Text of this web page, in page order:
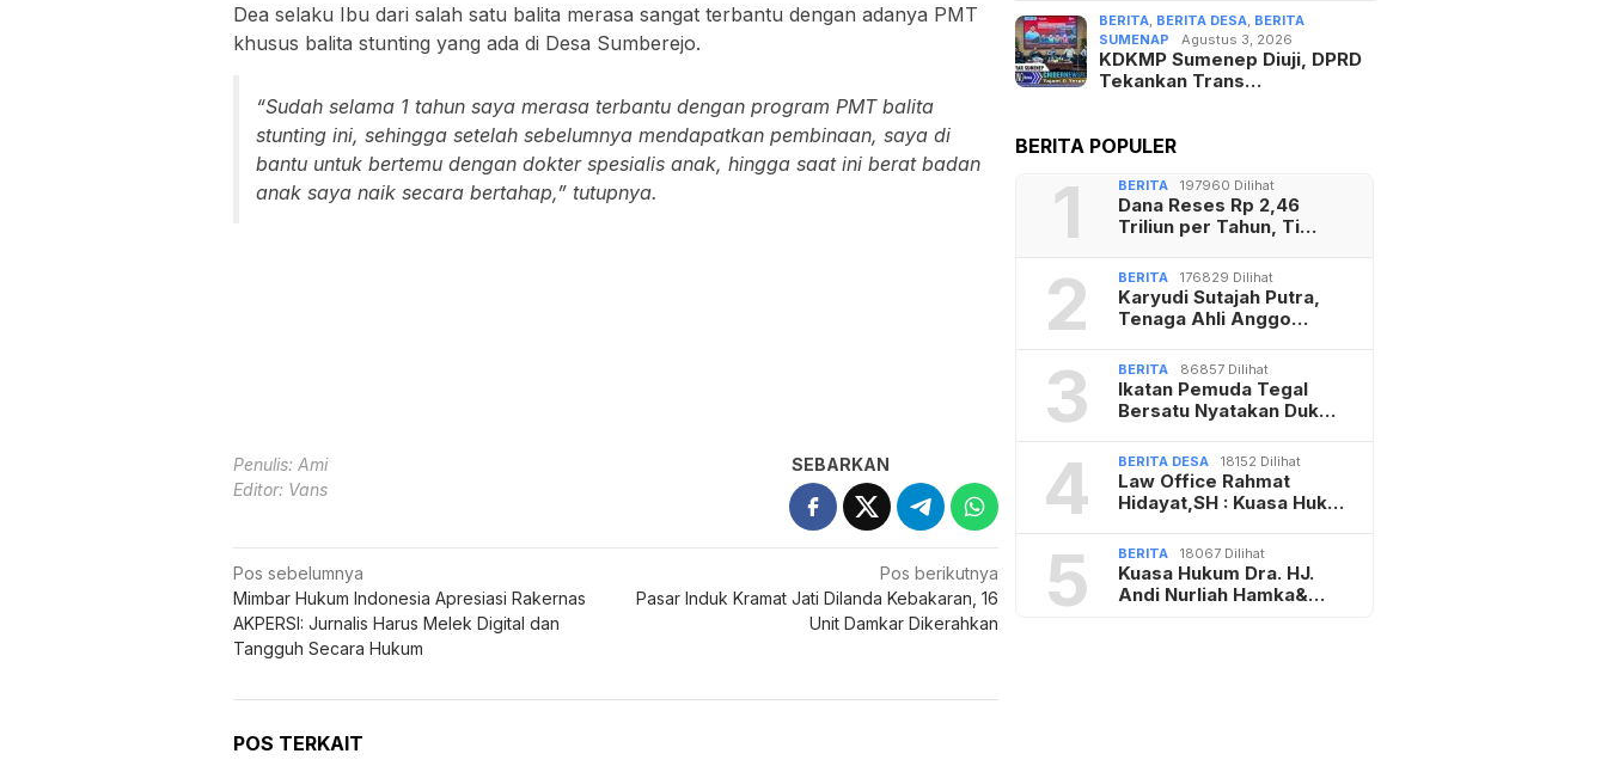
Dea selaku Ibu dari salah satu balita merasa sangat terbantu dengan adanya PMT
khusus balita stunting yang ada di Desa Sumberejo.
“Sudah selama 1 tahun saya merasa terbantu dengan program PMT balita
stunting ini, sehingga setelah sebelumnya mendapatkan pembinaan, saya di
bantu untuk bertemu dengan dokter spesialis anak, hingga saat ini berat badan
anak saya naik secara bertahap,” tutupnya.
pos
AKPERSI: Jurnalis Harus Melek Digital dan
Tangguh Secara Hukum
Unit Damkar Dikerahkan
POS TERKAIT
BERITA BERITA DESA BERITA
SUMENAP
Agustus 3, 2026
KDKMP Sumenep Diuji, DPRD
Tekankan Trans…
BERITA POPULER
1 BERITA 197960 Dilihat
Dana Reses Rp 2,46
Triliun per Tahun, Ti…
2 BERITA 176829 Dilihat
Karyudi Sutajah Putra,
Tenaga Ahli Anggo…
3 BERITA 86857 Dilihat
Ikatan Pemuda Tegal
Bersatu Nyatakan Duk…
4 BERITA DESA 18152 Dilihat
Law Office Rahmat
Hidayat,SH : Kuasa Huk…
5 BERITA 18067 Dilihat
Kuasa Hukum Dra. HJ.
Andi Nurliah Hamka&…